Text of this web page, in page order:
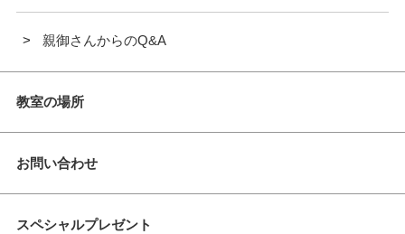
親御さんからのQ&A
教室の場所
お問い合わせ
スペシャルプレゼント